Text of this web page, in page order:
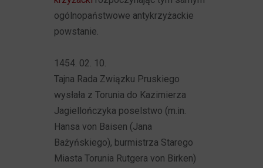
ogólnopaństwowe antykrzyżackie
powstanie.
1454. 02. 10.
Tajna Rada Związku Pruskiego
wysłała z Torunia do Kazimierza
Jagiellończyka poselstwo (m.in.
Hansa von Baisen (Jana
Bażyńskiego), burmistrza Starego
Miasta Torunia Rutgera von Birken)